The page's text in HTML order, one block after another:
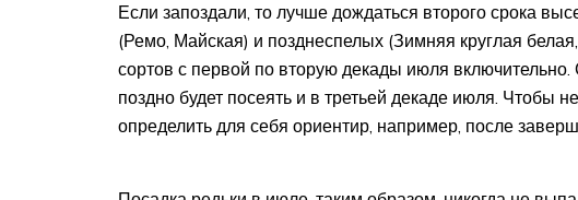
Если запоздали, то лучше дождаться второго срока
(Ремо, Майская) и позднеспелых (Зимняя круглая
сортов с первой по вторую декады июля
поздно будет посеять и в третьей декаде июля. Чтобы
определить для себя ориентир, например, после